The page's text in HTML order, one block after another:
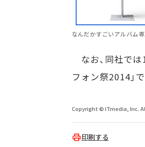
なんだかすごいアルバム
なお、同社では
フォン祭2014」
Copyright © ITmedia, Inc.
印刷する